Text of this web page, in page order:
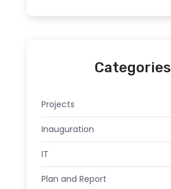
Categories
Projects
Inauguration
IT
Plan and Report